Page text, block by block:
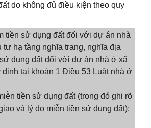
do không đủ điều kiện theo quy
tiền sử dụng đất đối với dự án nhà
hạ tầng nghĩa trang, nghĩa địa
dụng đất đối với dự án nhà ở xã
định tại khoản 1 Điều 53 Luật nhà ở
tiền sử dụng đất (trong đó ghi rõ
và lý do miễn tiền sử dụng đất):